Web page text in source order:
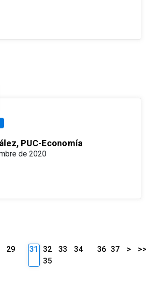
PUC-Economía
de 2020
29
31 32 33
34
35
36 37 > >>